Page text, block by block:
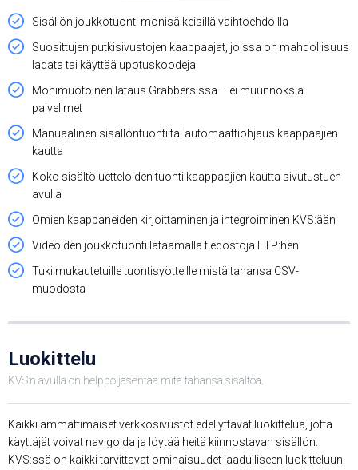
Sisällön joukkotuonti monisäikeisillä vaihtoehdoilla
Suosittujen putkisivustojen kaappaajat, joissa on mahdollisuus
ladata tai käyttää upotuskoodeja
Monimuotoinen lataus Grabbersissa – ei muunnoksia
palvelimet
Manuaalinen sisällöntuonti tai automaattiohjaus kaappaajien
kautta
Koko sisältöluetteloiden tuonti kaappaajien kautta sivutustuen
avulla
Omien kaappaneiden kirjoittaminen ja integroiminen KVS:ään
Videoiden joukkotuonti lataamalla tiedostoja FTP:hen
Tuki mukautetuille tuontisyötteille mistä tahansa CSV-
muodosta
Luokittelu
KVS:n avulla on helppo jäsentää mitä tahansa sisältöä.
Kaikki ammattimaiset verkkosivustot edellyttävät luokittelua, jotta
käyttäjät voivat navigoida ja löytää heitä kiinnostavan sisällön.
KVS:ssä on kaikki tarvittavat ominaisuudet laadulliseen luokitteluun